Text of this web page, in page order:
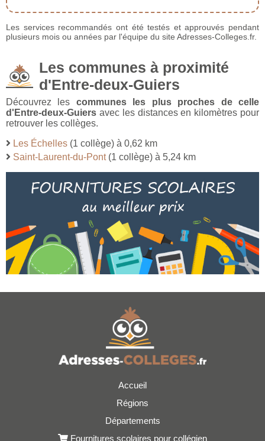
Les services recommandés ont été testés et approuvés pendant
plusieurs mois ou années par l'équipe du site Adresses-Colleges.fr.
Les communes à proximité
d'Entre-deux-Guiers
Découvrez les communes les plus proches de celle
d'Entre-deux-Guiers avec les distances en kilomètres pour
retrouver les collèges.
Les Échelles (1 collège) à 0,62 km
Saint-Laurent-du-Pont(1 collège) à 5,24 km
Accueil
Régions
Départements
Fournitures scolaires pour collégien